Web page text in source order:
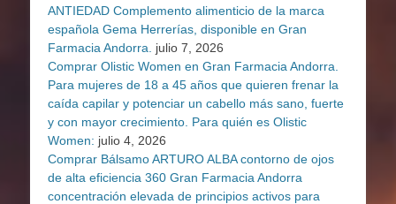
ANTIEDAD Complemento alimenticio de la marca
española Gema Herrerías, disponible en Gran
Farmacia Andorra.
julio 7, 2026
Comprar Olistic Women en Gran Farmacia Andorra.
Para mujeres de 18 a 45 años que quieren frenar la
caída capilar y potenciar un cabello más sano, fuerte
y con mayor crecimiento. Para quién es Olistic
Women: julio 4, 2026
Comprar Bálsamo ARTURO ALBA contorno de ojos
de alta eficiencia 360 Gran Farmacia Andorra
concentración elevada de principios activos para